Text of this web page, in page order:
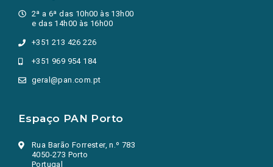
2ª a 6ª das 10h00 às 13h00
e das 14h00 às 16h00
+351 213 426 226
+351 969 954 184
geral@pan.com.pt
Espaço PAN Porto
Rua Barão Forrester, n.º 783
4050-273 Porto
Portugal